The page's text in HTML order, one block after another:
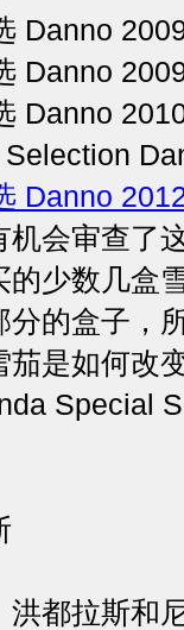
Danno
Danno
Danno
Danno
会审查了
少数几盒
的盒子，
是如何改
Special
都拉斯和